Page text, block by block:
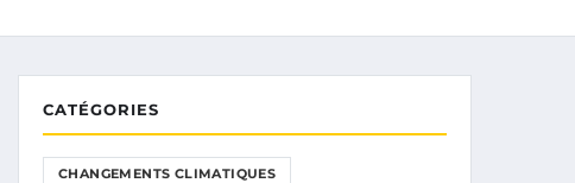
CATÉGORIES
CHANGEMENTS CLIMATIQUES